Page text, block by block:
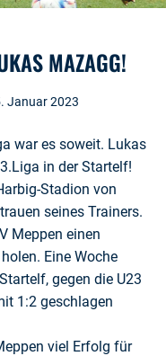
MAZAGG!
Januar 2023
war es soweit. Lukas
in der Startelf!
Stadion von
seines Trainers.
Meppen einen
Eine Woche
gegen die U23
1:2 geschlagen
viel Erfolg für